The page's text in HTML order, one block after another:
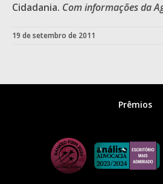
Cidadania. Com informações da
19 de setembro de 2011
Prêmios